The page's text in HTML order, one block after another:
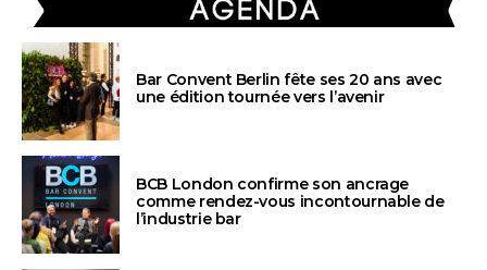
Bar Convent Berlin fête ses 20 ans avec
une édition tournée vers l’avenir
BCB London confirme son ancrage
comme rendez-vous incontournable de
l’industrie bar